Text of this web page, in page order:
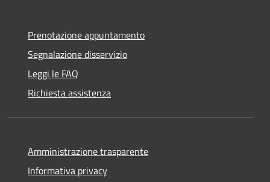
Prenotazione appuntamento
Segnalazione disservizio
Leggi le FAQ
Richiesta assistenza
Amministrazione trasparente
Informativa privacy